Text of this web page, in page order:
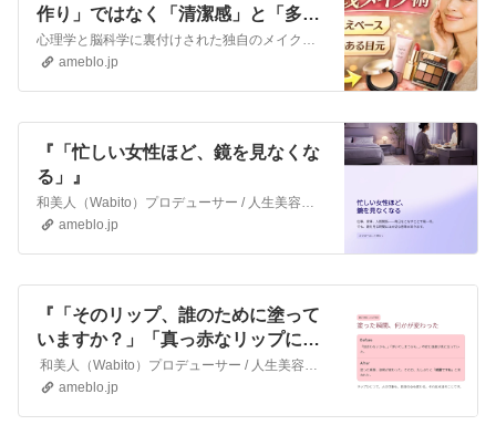
作り」ではなく「清潔感」と「多幸
感」を出すことがゴールです。』 心理学と脳科学に裏付けされた独自のメイクアップ法で、お仕事をされている女性の集客や成約率、売上を上げるためのビジネスメイクアップ専門家の化粧師秀です。 ▼化粧…
ameblo.jp
『「忙しい女性ほど、鏡を見なくな
る」』
和美人（Wabito）プロデューサー / 人生美容家 池端秀之女性の人生を変える“人生美容家”。心理学と脳科学に基づいた独自のメイクアップ法で、外見だけでなく…
ameblo.jp
『「そのリップ、誰のために塗って
いますか？」「真っ赤なリップに挑
戦した事がありますか？」』
和美人（Wabito）プロデューサー / 人生美容家 池端秀之女性の人生を変える“人生美容家”。心理学と脳科学に基づいた独自のメイクアップ法で、外見だけでな…
ameblo.jp